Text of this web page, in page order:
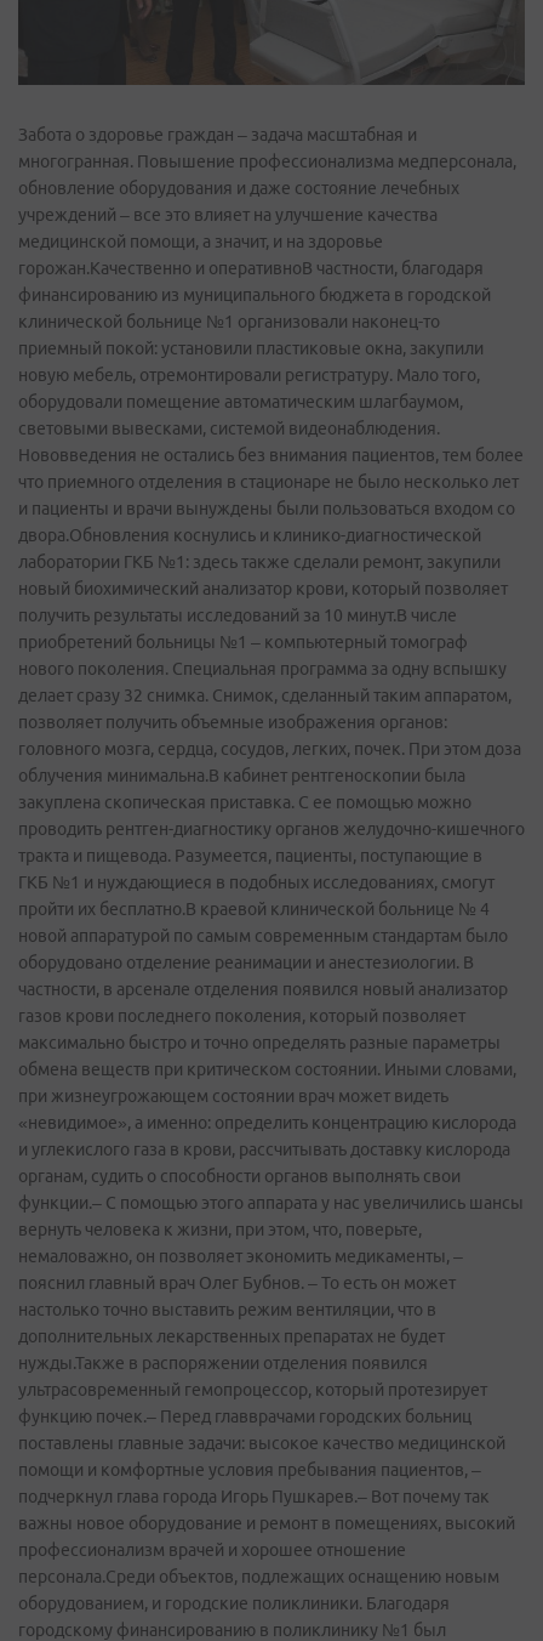
Забота о здоровье граждан – задача масштабная и
многогранная. Повышение профессионализма медперсонала,
обновление оборудования и даже состояние лечебных
учреждений – все это влияет на улучшение качества
медицинской помощи, а значит, и на здоровье
горожан.Качественно и оперативноВ частности, благодаря
финансированию из муниципального бюджета в городской
клинической больнице №1 организовали наконец-то
приемный покой: установили пластиковые окна, закупили
новую мебель, отремонтировали регистратуру. Мало того,
оборудовали помещение автоматическим шлагбаумом,
световыми вывесками, системой видеонаблюдения.
Нововведения не остались без внимания пациентов, тем более
что приемного отделения в стационаре не было несколько лет
и пациенты и врачи вынуждены были пользоваться входом со
двора.Обновления коснулись и клинико-диагностической
лаборатории ГКБ №1: здесь также сделали ремонт, закупили
новый биохимический анализатор крови, который позволяет
получить результаты исследований за 10 минут.В числе
приобретений больницы №1 – компьютерный томограф
нового поколения. Специальная программа за одну вспышку
делает сразу 32 снимка. Снимок, сделанный таким аппаратом,
позволяет получить объемные изображения органов:
головного мозга, сердца, сосудов, легких, почек. При этом доза
облучения минимальна.В кабинет рентгеноскопии была
закуплена скопическая приставка. С ее помощью можно
проводить рентген-диагностику органов желудочно-кишечного
тракта и пищевода. Разумеется, пациенты, поступающие в
ГКБ №1 и нуждающиеся в подобных исследованиях, смогут
пройти их бесплатно.В краевой клинической больнице № 4
новой аппаратурой по самым современным стандартам было
оборудовано отделение реанимации и анестезиологии. В
частности, в арсенале отделения появился новый анализатор
газов крови последнего поколения, который позволяет
максимально быстро и точно определять разные параметры
обмена веществ при критическом состоянии. Иными словами,
при жизнеугрожающем состоянии врач может видеть
«невидимое», а именно: определить концентрацию кислорода
и углекислого газа в крови, рассчитывать доставку кислорода
органам, судить о способности органов выполнять свои
функции.– С помощью этого аппарата у нас увеличились шансы
вернуть человека к жизни, при этом, что, поверьте,
немаловажно, он позволяет экономить медикаменты, –
пояснил главный врач Олег Бубнов. – То есть он может
настолько точно выставить режим вентиляции, что в
дополнительных лекарственных препаратах не будет
нужды.Также в распоряжении отделения появился
ультрасовременный гемопроцессор, который протезирует
функцию почек.– Перед главврачами городских больниц
поставлены главные задачи: высокое качество медицинской
помощи и комфортные условия пребывания пациентов, –
подчеркнул глава города Игорь Пушкарев.– Вот почему так
важны новое оборудование и ремонт в помещениях, высокий
профессионализм врачей и хорошее отношение
персонала.Среди объектов, подлежащих оснащению новым
оборудованием, и городские поликлиники. Благодаря
городскому финансированию в поликлинику №1 был